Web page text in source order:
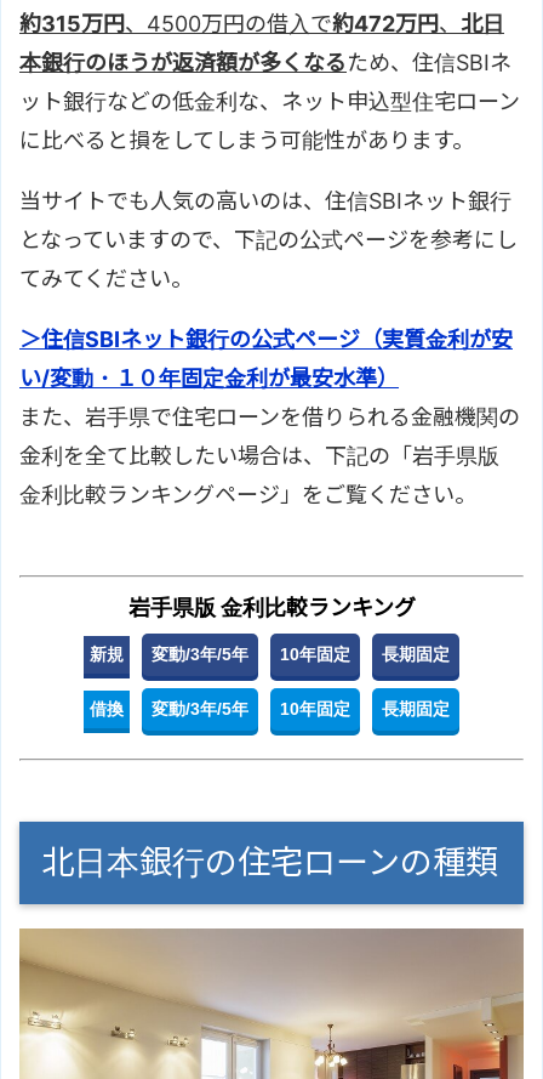
約315万円、4500万円の借入で約472万円、 北日
本銀行のほうが返済額が多くなるため、住信SBIネ
ット銀行などの低金利な、ネット申込型住宅ローン
に比べると損をしてしまう可能性があります。
当サイトでも人気の高いのは、住信SBIネット銀行
となっていますので、下記の公式ページを参考にし
てみてください。
＞住信SBIネット銀行の公式ページ（実質金利が安
い/変動・１０年固定金利が最安水準）
また、岩手県で住宅ローンを借りられる金融機関の
金利を全て比較したい場合は、下記の「岩手県版
金利比較ランキングページ」をご覧ください。
岩手県版 金利比較ランキング
新規 変動/3年/5年 10年固定 長期固定
借換 変動/3年/5年 10年固定 長期固定
北日本銀行の住宅ローンの種類